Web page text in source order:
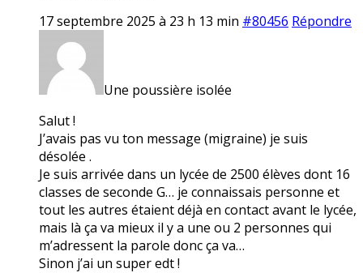
17 septembre 2025 à 23 h 13 min #80456 Répondre
Une poussière isolée
Salut !
J’avais pas vu ton message (migraine) je suis
désolée .
Je suis arrivée dans un lycée de 2500 élèves dont 16
classes de seconde G… je connaissais personne et
tout les autres étaient déjà en contact avant le lycée,
mais là ça va mieux il y a une ou 2 personnes qui
m’adressent la parole donc ça va…
Sinon j’ai un super edt !